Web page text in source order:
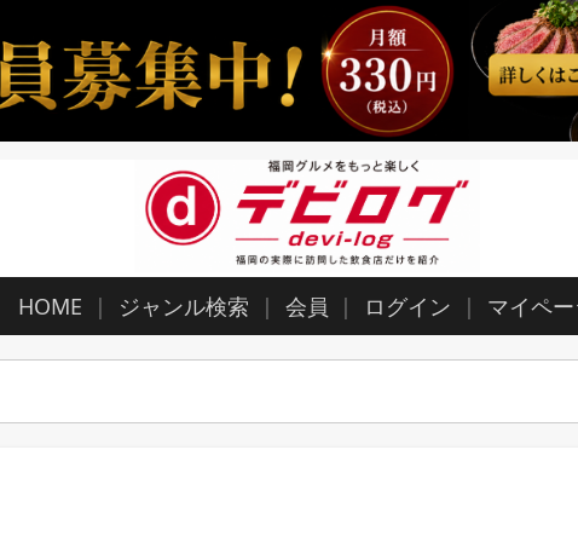
HOME ジャンル検索 会員 ログイン マイペ